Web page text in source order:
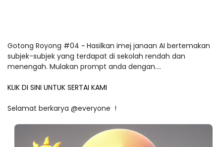
Gotong Royong #04 ~ Hasilkan imej janaan AI bertemakan
subjek-subjek yang terdapat di sekolah rendah dan
menengah. Mulakan prompt anda dengan....
KLIK DI SINI UNTUK SERTAI KAMI
Selamat berkarya @everyone !